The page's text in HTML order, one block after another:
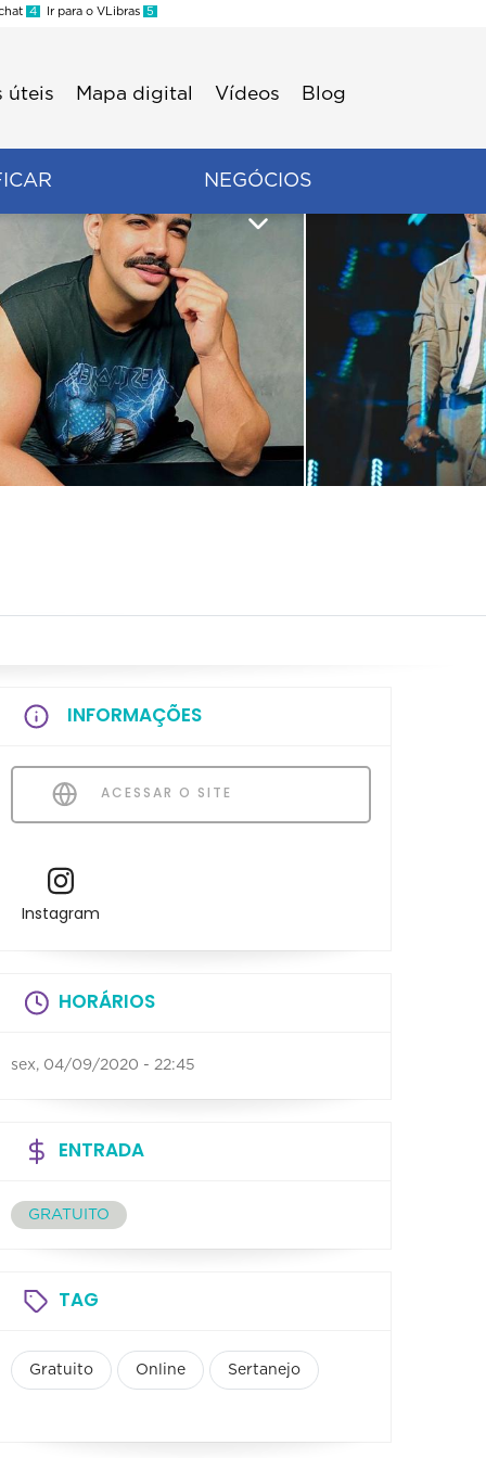
4 Ir para o VLibras 5
úteis Mapa digital Vídeos Blog
NEGÓCIOS
INFORMAÇÕES
ACESSAR O SITE
Instagram
HORÁRIOS
sex, 04/09/2020 - 22:45
ENTRADA
GRATUITO
TAG
Gratuito Online Sertanejo